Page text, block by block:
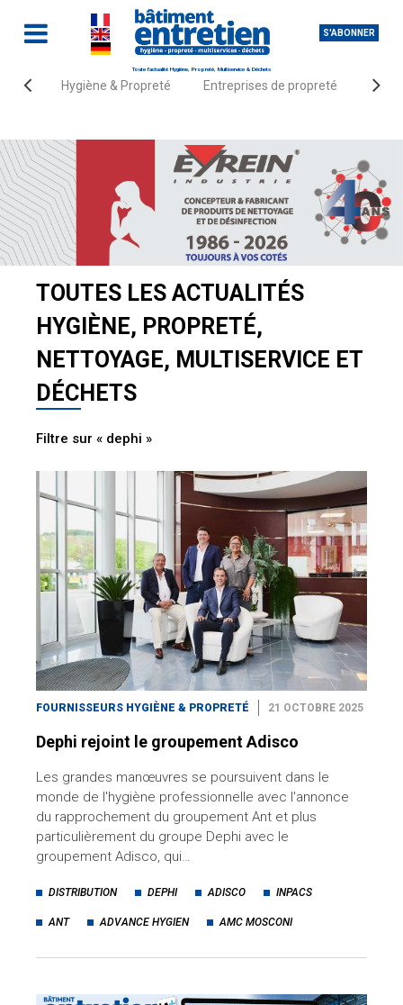
S'ABONNER
Toute l'actualité Hygiène, Propreté, Multiservice & Déchets
Hygiène & Propreté Entreprises de propreté
Accueil Actualités
TOUTES LES ACTUALITÉS
HYGIÈNE, PROPRETÉ,
NETTOYAGE, MULTISERVICE ET
DÉCHETS
Filtre sur « dephi »
FOURNISSEURS HYGIÈNE & PROPRETÉ 21 OCTOBRE 2025
Dephi rejoint le groupement Adisco
Les grandes manœuvres se poursuivent dans le
monde de l'hygiène professionnelle avec l'annonce
du rapprochement du groupement Ant et plus
particulièrement du groupe Dephi avec le
groupement Adisco, qui…
DISTRIBUTION DEPHI ADISCO INPACS
ANT ADVANCE HYGIEN AMC MOSCONI